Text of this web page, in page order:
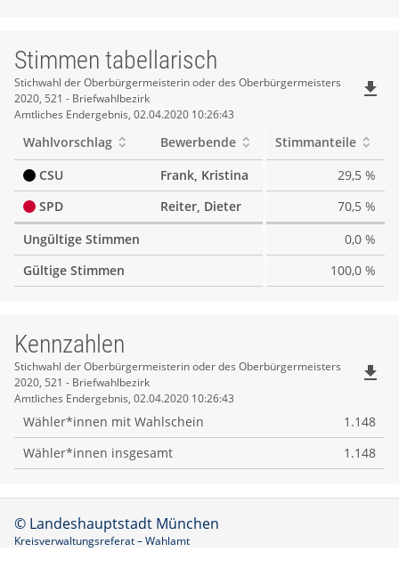
Stimmen tabellarisch
Stimmen
tabellarisch
Stichwahl der Oberbürgermeisterin oder des Oberbürgermeisters
2020, 521 - Briefwahlbezirk
Amtliches Endergebnis, 02.04.2020 10:26:43
file_download
Wahlvorschlag Bewerbende
Stimmanteile
CSU
Frank, Kristina
29,5 %
SPD
Reiter, Dieter
70,5 %
Ungültige Stimmen
0,0 %
Gültige Stimmen
100,0 %
Kennzahlen
Kennzahlen
Stichwahl der Oberbürgermeisterin oder des Oberbürgermeisters
2020, 521 - Briefwahlbezirk
Amtliches Endergebnis, 02.04.2020 10:26:43
file_download
Wähler*innen mit Wahlschein
1.148
Wähler*innen insgesamt
1.148
© Landeshauptstadt München
Kreisverwaltungsreferat – Wahlamt